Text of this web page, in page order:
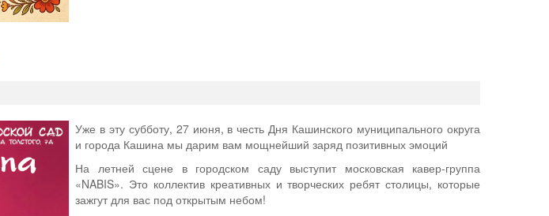
Уже в эту субботу, 27 июня, в честь Дня Кашинского муниципального округа
и города Кашина мы дарим вам мощнейший заряд позитивных эмоций
На летней сцене в городском саду выступит московская кавер-группа
«NABIS». Это коллектив креативных и творческих ребят столицы, которые
зажгут для вас под открытым небом!